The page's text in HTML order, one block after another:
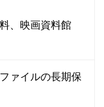
、映画資料館
ァイルの長期保